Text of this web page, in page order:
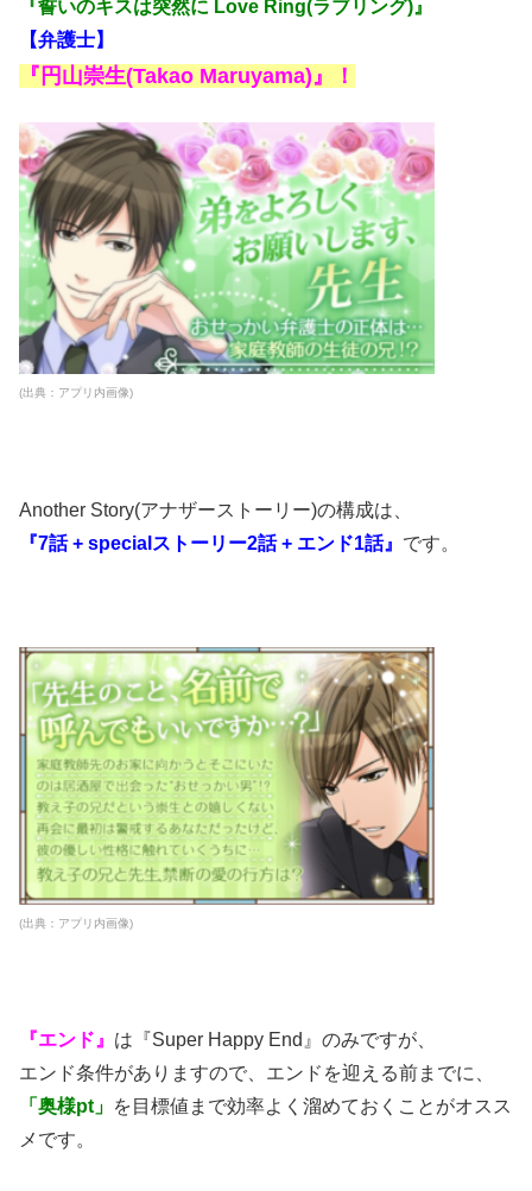
『誓いのキスは突然に Love Ring(ラブリング)』
【弁護士】
『円山崇生(Takao Maruyama)』！
(出典：アプリ内画像)
Another Story(アナザーストーリー)の構成は、
『7話 + specialストーリー2話 + エンド1話』 です。
(出典：アプリ内画像)
『エンド』 は『Super Happy End』のみですが、
エンド条件がありますので、エンドを迎える前までに、
「奥様pt」 を目標値まで効率よく溜めておくことがオスス
メです。